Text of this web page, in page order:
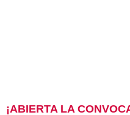
¡ABIERTA LA